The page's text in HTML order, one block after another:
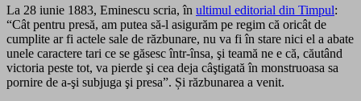
La 28 iunie 1883, Eminescu scria, în ultimul editorial din Timpul:
“Cât pentru presă, am putea să-l asigurăm pe regim că oricât de
cumplite ar fi actele sale de răzbunare, nu va fi în stare nici el a abate
unele caractere tari ce se găsesc într-însa, şi teamă ne e că, căutând
victoria peste tot, va pierde şi cea deja câştigată în monstruoasa sa
pornire de a-şi subjuga şi presa”. Și răzbunarea a venit.